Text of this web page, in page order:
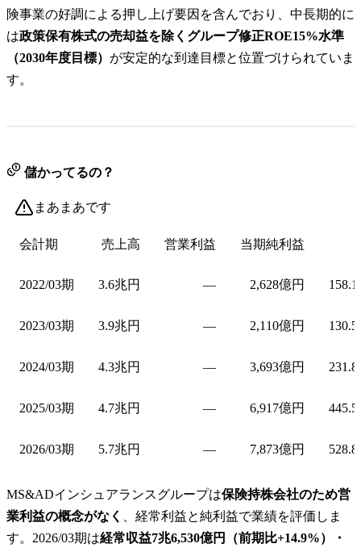
険事業の好調による押し上げ要因を含んでおり、中長期的に
は政策保有株式の売却益を除くグループ修正ROE15%水準
（2030年度目標） が安定的な到達目標と位置づけられていま
す。
儲かってるの？
まあまあです
会計期 売上高 営業利益 当期純利益
2022/03期 3.6兆円 — 2,628億円
2023/03期 3.9兆円 — 2,110億円
2024/03期 4.3兆円 — 3,693億円
2025/03期 4.7兆円 — 6,917億円
2026/03期 5.7兆円 — 7,873億円
MS&ADインシュアランスグループは保険持株会社のため営
業利益の概念がなく
、経常利益と純利益で業績を評価しま
す。2026/03期は経常収益7兆6,530億円（前期比+14.9%）・